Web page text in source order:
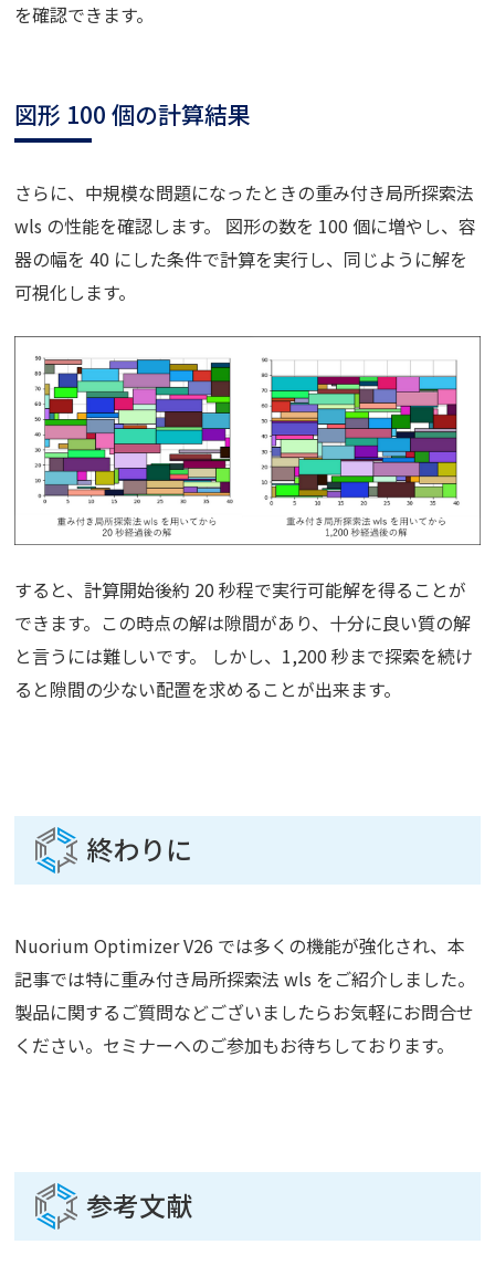
を確認できます。
図形 100 個の計算結果
さらに、中規模な問題になったときの重み付き局所探索法
wls の性能を確認します。 図形の数を 100 個に増やし、容
器の幅を 40 にした条件で計算を実行し、同じように解を
可視化します。
すると、計算開始後約 20 秒程で実行可能解を得ることが
できます。この時点の解は隙間があり、十分に良い質の解
と言うには難しいです。 しかし、1,200 秒まで探索を続け
ると隙間の少ない配置を求めることが出来ます。
終わりに
Nuorium Optimizer V26 では多くの機能が強化され、本
記事では特に重み付き局所探索法 wls をご紹介しました。
製品に関するご質問などございましたらお気軽にお問合せ
ください。セミナーへのご参加もお待ちしております。
参考文献